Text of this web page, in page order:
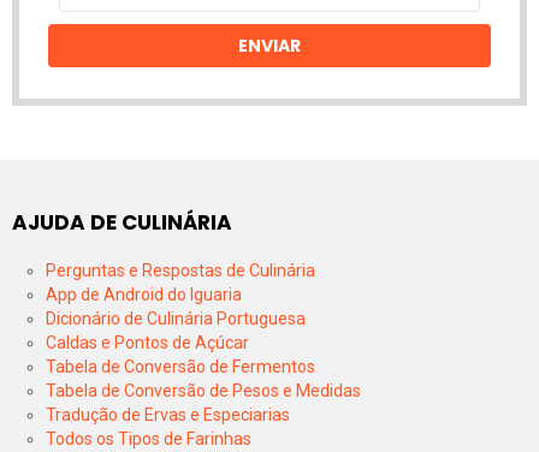
email
ENVIAR
AJUDA DE CULINÁRIA
Perguntas e Respostas de Culinária
App de Android do Iguaria
Dicionário de Culinária Portuguesa
Caldas e Pontos de Açúcar
Tabela de Conversão de Fermentos
Tabela de Conversão de Pesos e Medidas
Tradução de Ervas e Especiarias
Todos os Tipos de Farinhas